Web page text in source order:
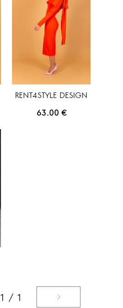
RENT4STYLE DESIGN
63.00 €
1 / 1